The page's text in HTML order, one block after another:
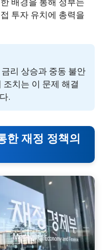
투자 유치에 총력을
리 상승과 중동 불안
치는 이 문제 해결
.
한 재정 정책의